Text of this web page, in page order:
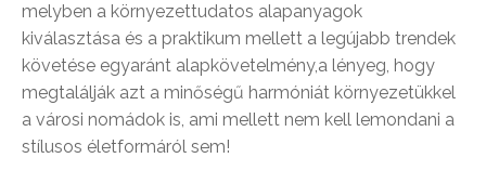
melyben a környezettudatos alapanyagok
kiválasztása és a praktikum mellett a legújabb trendek
követése egyaránt alapkövetelmény,a lényeg, hogy
megtalálják azt a minőségű harmóniát környezetükkel
a városi nomádok is, ami mellett nem kell lemondani a
stílusos életformáról sem!